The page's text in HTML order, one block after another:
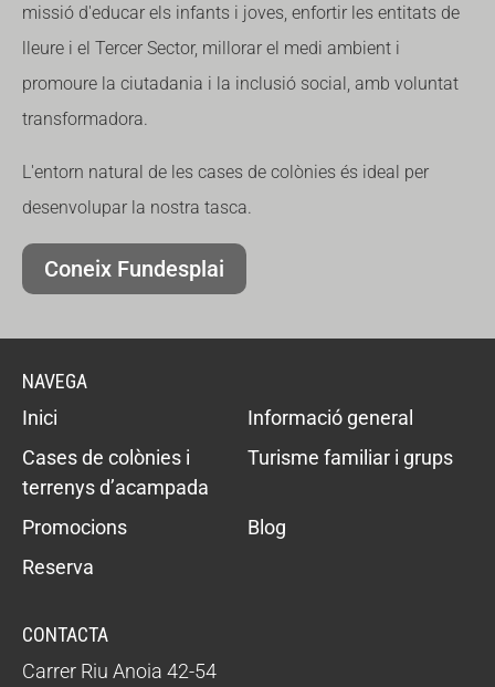
missió d'educar els infants i joves, enfortir les entitats de
lleure i el Tercer Sector, millorar el medi ambient i
promoure la ciutadania i la inclusió social, amb voluntat
transformadora.
L'entorn natural de les cases de colònies és ideal per
desenvolupar la nostra tasca.
Coneix Fundesplai
NAVEGA
Inici
Informació general
Cases de colònies i
terrenys d’acampada
Turisme familiar i grups
Promocions
Blog
Reserva
CONTACTA
Carrer Riu Anoia 42-54